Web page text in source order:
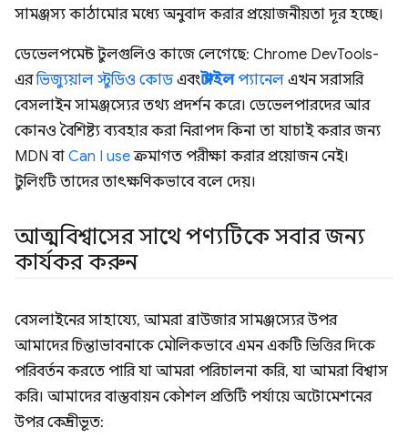
সামঞ্জস্য কাঠামোর মধ্যে অনুবাদ করার প্রয়োজনীয়তা দূর হচ্ছে।
ডেভেলপমেন্ট টুলগুলিও কাজে লেগেছে: Chrome DevTools-
এরভিজ্যুয়াল স্টুডিও কোডএবংস্টাইলপ্যানেল এখন সরাসরি
বেসলাইন সামঞ্জস্যের তথ্য প্রদর্শন করে। ডেভেলপারদের আর
কোনও বৈশিষ্ট্য ব্যবহার করা নিরাপদ কিনা তা যাচাই করার জন্য
MDN বা Can I useক্রমাগত পরীক্ষা করার প্রয়োজন নেই।
টুলিংটি তাদের তাৎক্ষণিকভাবে বলে দেয়।
আত্মবিশ্বাসের সাথে পণ্যটিকে সবার জন্য
কার্যকর করুন
বেসলাইনের সাহায্যে, আমরা ব্রাউজার সামঞ্জস্যের উপর
আমাদের চিন্তাভাবনাকে মৌলিকভাবে এমন একটি ভিত্তির দিকে
পরিবর্তন করতে পারি যা আমরা পরিচালনা করি, যা আমরা বিশ্বাস
করি। আমাদের বাস্তবায়ন কৌশল প্রতিটি পর্যায়ে অটোমেশনের
উপর কেন্দ্রীভূত: